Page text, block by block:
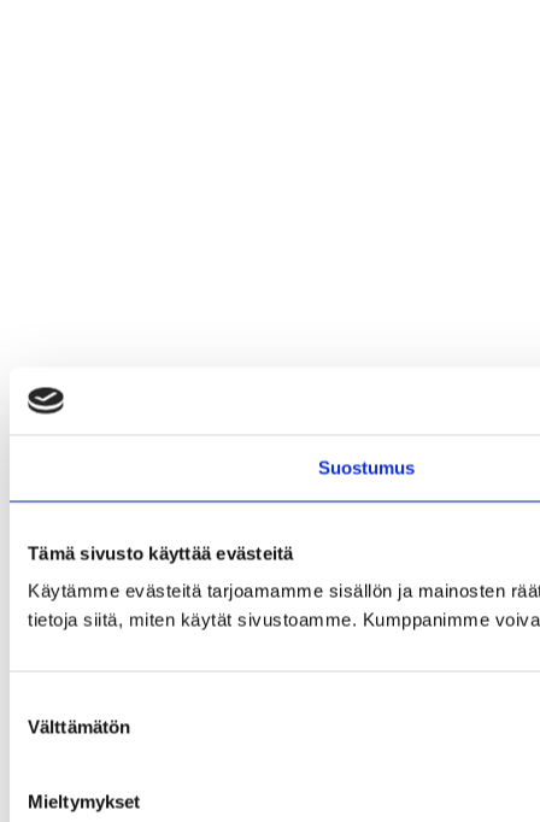
Suostumus
Tämä sivusto käyttää evästeitä
Käytämme evästeitä tarjoamamme sisällön ja mainosten
tietoja siitä, miten käytät sivustoamme. Kumppanimme
valinta
Välttämätön
Mieltymykset